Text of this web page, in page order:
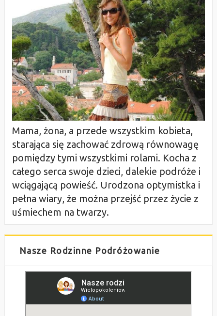
Mama, żona, a przede wszystkim kobieta,
starająca się zachować zdrową równowagę
pomiędzy tymi wszystkimi rolami. Kocha z
całego serca swoje dzieci, dalekie podróże i
wciągającą powieść. Urodzona optymistka i
pełna wiary, że można przejść przez życie z
uśmiechem na twarzy.
Nasze Rodzinne Podróżowanie